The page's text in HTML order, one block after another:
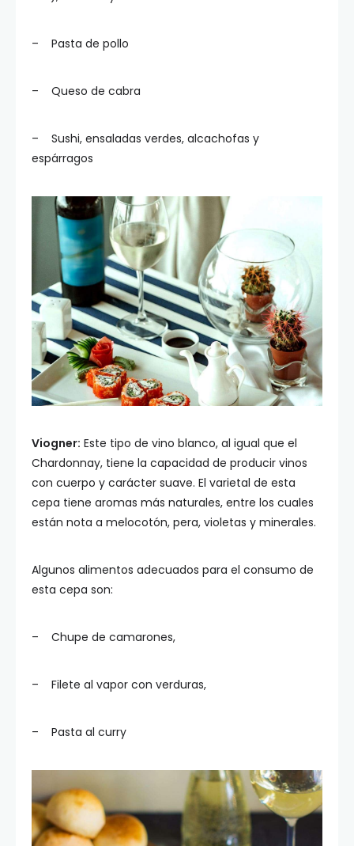
– Pasta de pollo
– Queso de cabra
– Sushi, ensaladas verdes, alcachofas y
espárragos
Viogner: Este tipo de vino blanco, al igual que el
Chardonnay, tiene la capacidad de producir vinos
con cuerpo y carácter suave. El varietal de esta
cepa tiene aromas más naturales, entre los cuales
están nota a melocotón, pera, violetas y minerales.
Algunos alimentos adecuados para el consumo de
esta cepa son:
– Chupe de camarones,
– Filete al vapor con verduras,
– Pasta al curry